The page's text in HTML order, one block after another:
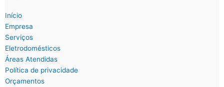
Início
Empresa
Serviços
Eletrodomésticos
Áreas Atendidas
Política de privacidade
Orçamentos